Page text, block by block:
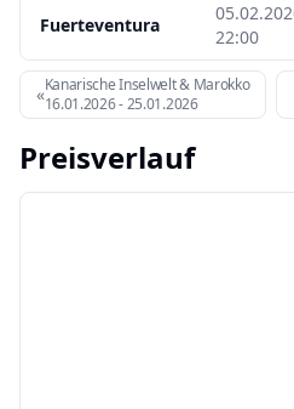
Fuerteventura
22:00
«Kanarische Inselwelt & Marokko
16.01.2026-25.01.2026
Preisverlauf